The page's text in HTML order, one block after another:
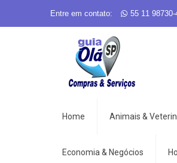
Entre em contato: 55 11 98730-
Home Animais &
Economia & Negócios